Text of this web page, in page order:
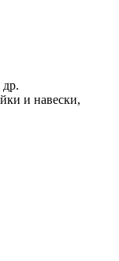
и навески,